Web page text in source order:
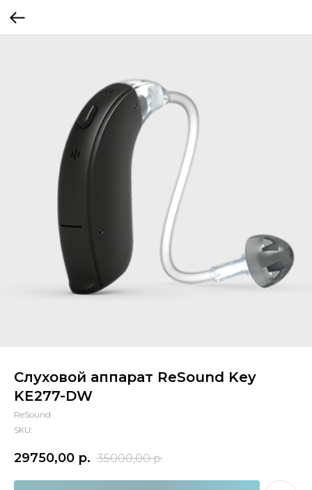
Слуховой аппарат ReSound Key
KE277-DW
ReSound
SKU:
29750,00 р. 35000,00 р.